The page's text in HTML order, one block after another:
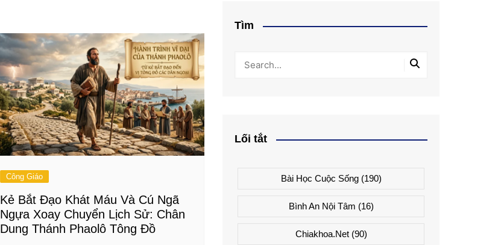
Công Giáo
Kẻ Bắt Đạo Khát Máu Và Cú Ngã
Ngựa Xoay Chuyển Lịch Sử: Chân
Dung Thánh Phaolô Tông Đồ
Tìm
Lối tắt
Bài Học Cuộc Sống(190)
Bình An Nội Tâm (16)
Chiakhoa.net(90)